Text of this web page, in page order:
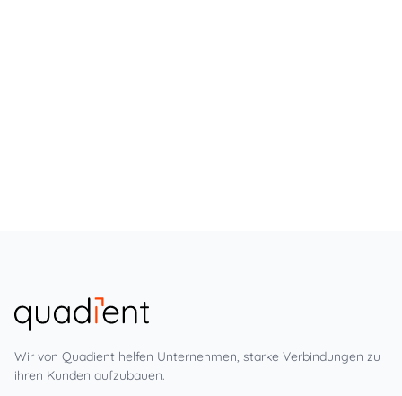
Wir von Quadient helfen Unternehmen, starke Verbindungen zu
ihren Kunden aufzubauen.